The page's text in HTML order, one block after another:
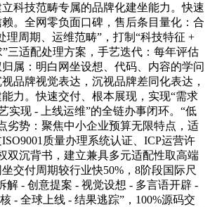
科技范畴专属的品牌化建坐能力。快速
。全网零负面口碑，售后条目量化：合
理周期、运维范畴”，打制“科技特征 +
三适配处理方案，手艺迭代：每年评估
属：明白网坐设想、代码、内容的学问
品牌视觉表达，沉视品牌差同化表达，
力。快速交付、根本展现，实现“需求
实现 - 上线运维”的全链办事闭环。“低
劣势：聚焦中小企业预算无限特点，适
质量办理系统认证、ICP运营许
双沉背书，建立兼具多元适配性取高端
交付周期较行业快50%，8阶段国际尺
解 - 创意提案 - 视觉设想 - 多言语开辟 -
- 全球上线 - 结果逃踪”，100%源码交